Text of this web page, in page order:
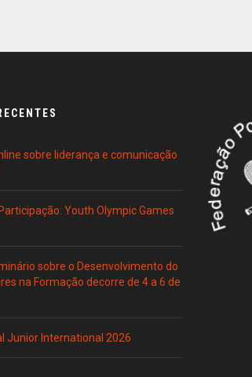
sobre liderança e comunicação
Youth Olympic Games
sobre o Desenvolvimento do
na Formação decorre de 4 a 6 de
Junior International 2026